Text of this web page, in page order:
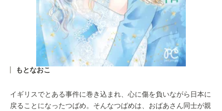
もとなおこ
イギリスでとある事件に巻き込まれ、心に傷を負いながら日本に
戻ることになったつばめ。そんなつばめは、おばあさん同士が親